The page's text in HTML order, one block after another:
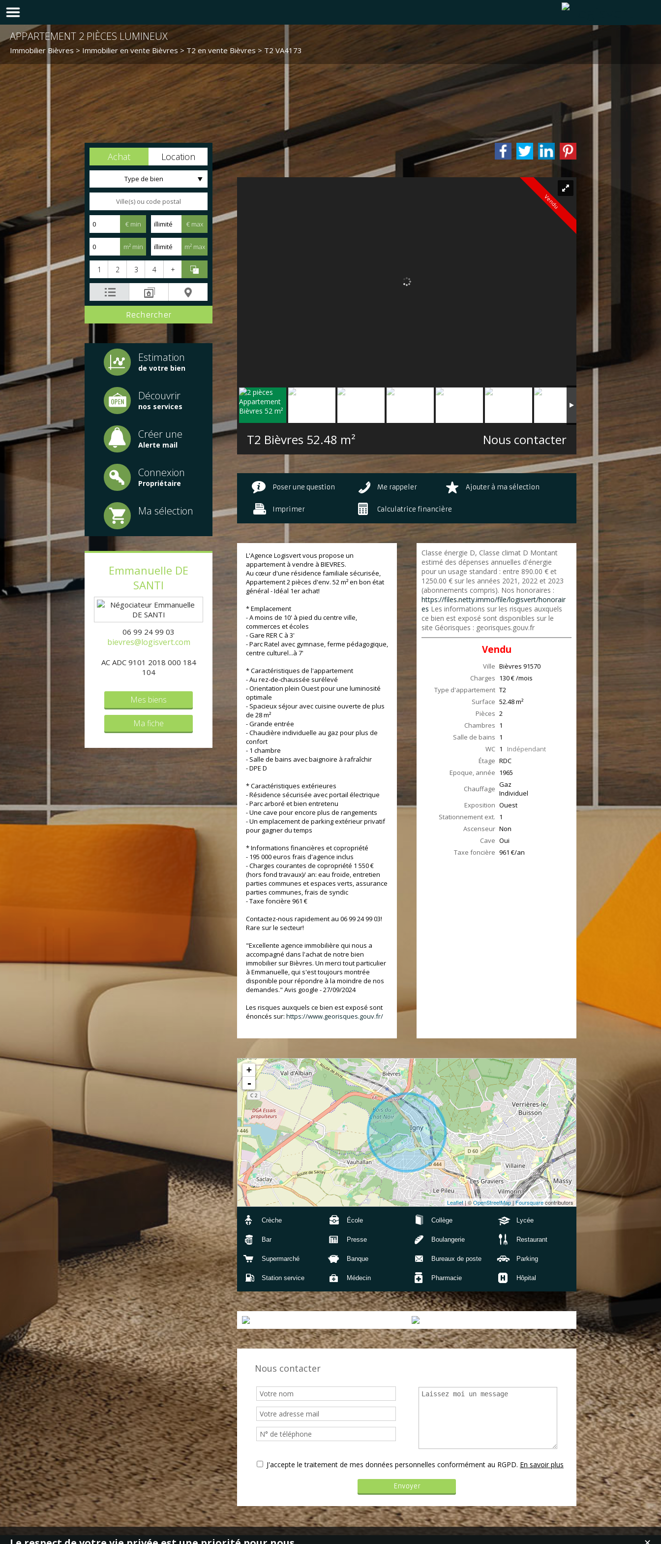
APPARTEMENT 2 PIÈCES LUMINEUX
Immobilier Bièvres > Immobilier en vente Bièvres > T2 en vente Bièvres > T2 VA4173
Achat Location
Type de bien
€ min € max
m² min m² max
1 2 3 4 +
Estimation
de votre bien
Découvrir
nos services
Créer une
Alerte mail
Connexion
Propriétaire
Ma sélection
Emmanuelle DE
SANTI
06 99 24 99 03
bievres@logisvert.com
AC ADC 9101 2018 000 184
104
Mes biens
Ma fiche
Vendu
T2 Bièvres 52.48 m² Nous contacter
Poser une question Me rappeler Ajouter à ma sélection
Imprimer Calculatrice financière
L'Agence Logisvert vous propose un
appartement à vendre à BIEVRES.
Au cœur d'une résidence familiale sécurisée,
Appartement 2 pièces d'env. 52 m² en bon état
général - Idéal 1er achat!
* Emplacement
- A moins de 10' à pied du centre ville,
commerces et écoles
- Gare RER C à 3'
- Parc Ratel avec gymnase, ferme pédagogique,
centre culturel...à 7'
* Caractéristiques de l'appartement
- Au rez-de-chaussée surélevé
- Orientation plein Ouest pour une luminosité
optimale
- Spacieux séjour avec cuisine ouverte de plus
de 28 m²
- Grande entrée
- Chaudière individuelle au gaz pour plus de
confort
- 1 chambre
- Salle de bains avec baignoire à rafraîchir
- DPE D
* Caractéristiques extérieures
- Résidence sécurisée avec portail électrique
- Parc arboré et bien entretenu
- Une cave pour encore plus de rangements
- Un emplacement de parking extérieur privatif
pour gagner du temps
* Informations financières et copropriété
- 195 000 euros frais d'agence inclus
- Charges courantes de copropriété 1 550 €
(hors fond travaux)/ an: eau froide, entretien
parties communes et espaces verts, assurance
parties communes, frais de syndic
- Taxe foncière 961 €
Contactez-nous rapidement au 06 99 24 99 03!
Rare sur le secteur!
"Excellente agence immobilière qui nous a
accompagné dans l'achat de notre bien
immobilier sur Bièvres. Un merci tout particulier
à Emmanuelle, qui s'est toujours montrée
disponible pour répondre à la moindre de nos
demandes." Avis google - 27/09/2024
Les risques auxquels ce bien est exposé sont
énoncés sur: https://www.georisques.gouv.fr/
Classe énergie D, Classe climat D Montant
estimé des dépenses annuelles d'énergie
pour un usage standard : entre 890.00 € et
1250.00 € sur les années 2021, 2022 et 2023
(abonnements compris). Nos honoraires :
https://files.netty.immo/file/logisvert/honorair
es Les informations sur les risques auxquels
ce bien est exposé sont disponibles sur le
site Géorisques : georisques.gouv.fr
Vendu
Ville Bièvres 91570
Charges 130 € /mois
Type d'appartement T2
Surface 52.48m²
Pièces 2
Chambres 1
Salle de bains 1
WC 1 Indépendant
Étage RDC
Epoque, année 1965
Chauffage Gaz
Individuel
Exposition Ouest
Stationnement ext. 1
Ascenseur Non
Cave Oui
Taxe foncière 961 €/an
+
-
Leaflet| ©OpenStreetMap|Foursquarecontributors
Crèche École Collège Lycée
Bar Presse Boulangerie Restaurant
Supermarché Banque Bureaux de poste Parking
Station service Médecin Pharmacie Hôpital
Nous contacter
J'accepte le traitement de mes données personnelles conformément au RGPD. En savoir plus